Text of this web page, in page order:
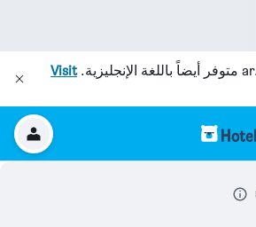
متوفر أيضاً باللغة الإنجليزية.Visit